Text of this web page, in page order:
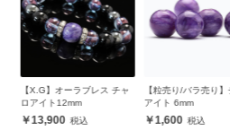
【粒売り/バラ売り】チャロ
アイト 6mm
1,600
【粒売り/バラ売り】
アイト 8mm
2,400